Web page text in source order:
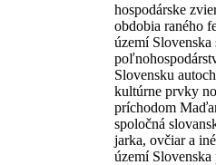
hospodárske
obdobia raného
území
Slovensku
kultúrne prvky
príchodom
spoločná
jarka, ovčiar a
území